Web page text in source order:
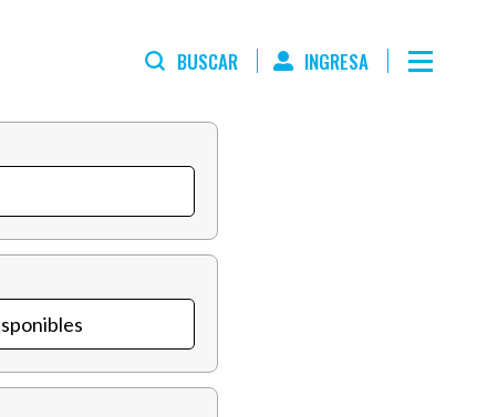
BUSCAR INGRESA